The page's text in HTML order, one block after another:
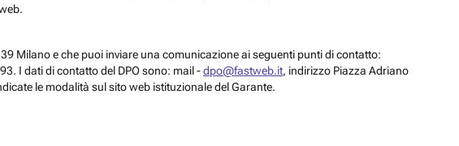
Milano e che puoi inviare una comunicazione ai seguenti punti di contatto:
I dati di contatto del DPO sono: mail -dpo@fastweb.it, indirizzo Piazza Adriano
le modalità sul sito web istituzionale del Garante.